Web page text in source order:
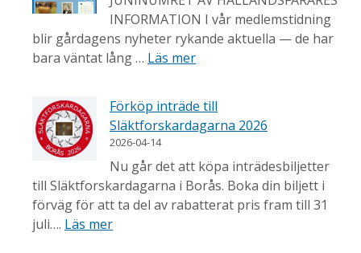
INFORMATION I vår medlemstidning
blir gårdagens nyheter rykande aktuella — de har
bara väntat lång … Läs mer
Förköp inträde till
Släktforskardagarna 2026
2026-04-14
Nu går det att köpa inträdesbiljetter
till Släktforskardagarna i Borås. Boka din biljett i
förväg för att ta del av rabatterat pris fram till 31
juli…. Läs mer